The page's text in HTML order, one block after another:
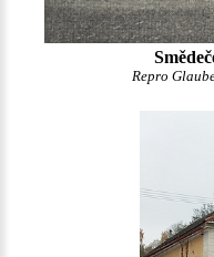
Repro